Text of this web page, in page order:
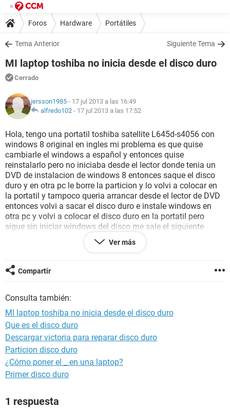
Foros Hardware Portátiles
Tema Anterior Siguiente Tema
MI laptop toshiba no inicia desde el disco duro
Cerrado
jersson1985 - 17 jul 2013 a las 16:49
alfredo102 - 17 jul 2013 a las 17:52
Hola, tengo una portatil toshiba satellite L645d-s4056 con
windows 8 original en ingles mi problema es que quise
cambiarle el windows a español y entonces quise
reinstalarlo pero no iniciaba desde el lector donde tenia un
DVD de instalacion de windows 8 entonces saque el disco
duro y en otra pc le borre la particion y lo volvi a colocar en
la portatil y tampoco queria arrancar desde el lector de DVD
entonces volvi a sacar el disco duro e instale windows en
otra pc y volvi a colocar el disco duro en la portatil pero
sigue sin iniciar windows del disco me sale el siguiente
ningun dispositivo de inicio.....
DVD.....
agradezco su ayuda por favor es urgente....
Ver más
Compartir
Consulta también:
MI laptop toshiba no inicia desde el disco duro
Que es el disco duro
Descargar victoria para reparar disco duro
Particion disco duro
¿Cómo poner el _ en una laptop?
Primer disco duro
1 respuesta